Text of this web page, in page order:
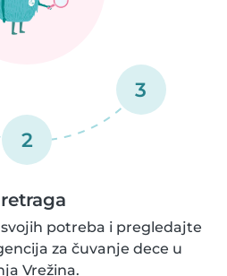
2
3
potreba i pregledajte
za čuvanje dece u
Vrežina.